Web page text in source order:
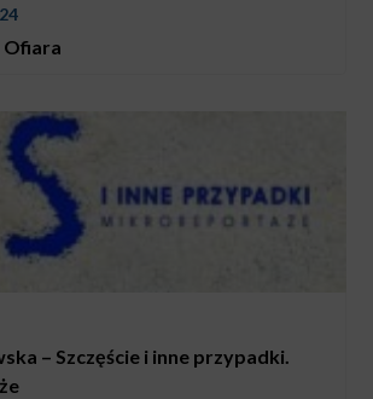
Ofiara
– Szczęście i inne przypadki.